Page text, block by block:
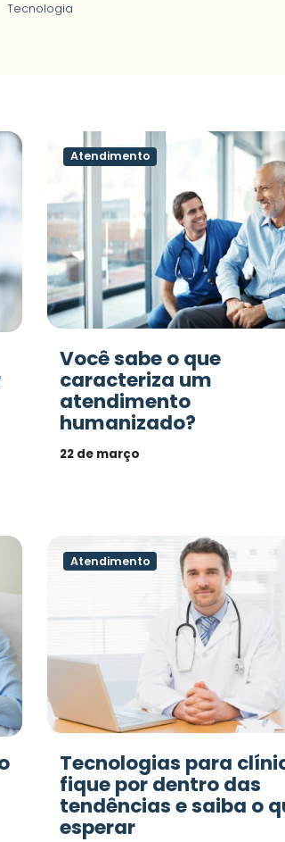
Tecnologia
Atendimento
Você sabe o que
caracteriza um
atendimento
humanizado?
22 de março
Atendimento
Tecnologias para
fique por dentro das
tendências e saiba o
esperar